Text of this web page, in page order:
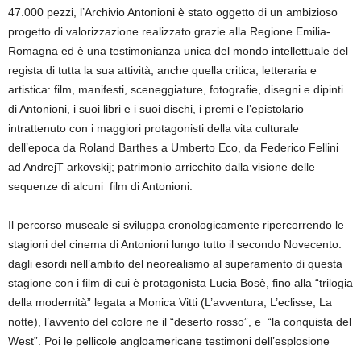
47.000 pezzi, l’Archivio Antonioni è stato oggetto di un ambizioso
progetto di valorizzazione realizzato grazie alla Regione Emilia-
Romagna ed è una testimonianza unica del mondo intellettuale del
regista di tutta la sua attività, anche quella critica, letteraria e
artistica: film, manifesti, sceneggiature, fotografie, disegni e dipinti
di Antonioni, i suoi libri e i suoi dischi, i premi e l’epistolario
intrattenuto con i maggiori protagonisti della vita culturale
dell’epoca da Roland Barthes a Umberto Eco, da Federico Fellini
ad AndrejT arkovskij; patrimonio arricchito dalla visione delle
sequenze di alcuni film di Antonioni.
Il percorso museale si sviluppa cronologicamente ripercorrendo le
stagioni del cinema di Antonioni lungo tutto il secondo Novecento:
dagli esordi nell’ambito del neorealismo al superamento di questa
stagione con i film di cui è protagonista Lucia Bosè, fino alla “trilogia
della modernità” legata a Monica Vitti (L’avventura, L’eclisse, La
notte), l’avvento del colore ne il “deserto rosso”, e “la conquista del
West”. Poi le pellicole angloamericane testimoni dell’esplosione